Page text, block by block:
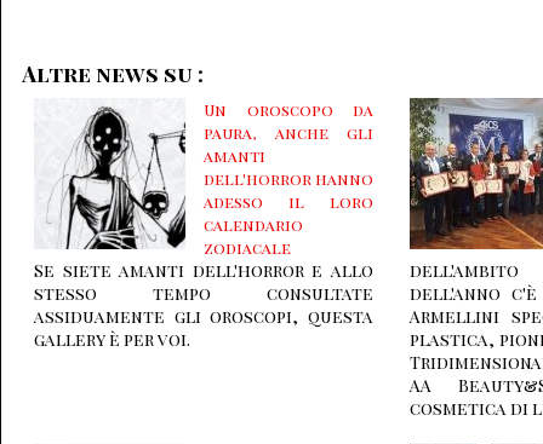
Altre news su :
Un oroscopo da
paura, anche gli
amanti
dell'horror hanno
adesso il loro
calendario
zodiacale
Se siete amanti dell'horror e allo
stesso tempo consultate
assiduamente gli oroscopi, questa
gallery è per voi.
dell'ambito
dell'anno
Armellini
plastica,
AA
cosmetica di